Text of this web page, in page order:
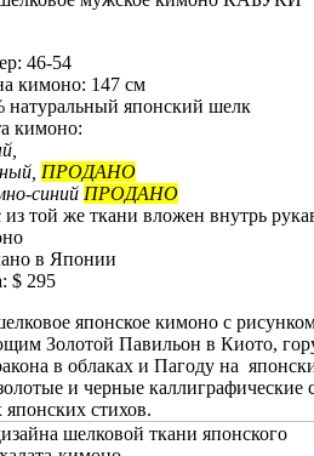
46-54
кимоно: 147 см
натуральный японский шелк
кимоно:
ПРОДАНО
синий ПРОДАНО
той же ткани вложен внутрь
в Японии
$ 295
японское кимоно с
Золотой Павильон в Киото,
в облаках и Пагоду на
и черные каллиграфические
стихов.